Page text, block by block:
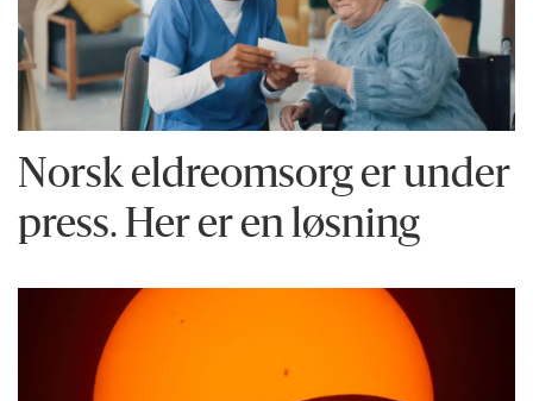
Norsk eldreomsorg er under
press. Her er en løsning